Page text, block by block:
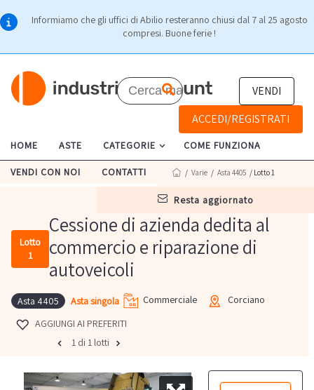
Informiamo che gli uffici di Abilio resteranno chiusi dal 7 al 25 agosto
compresi. Buone ferie !
VENDI
ACCEDI/REGISTRATI
HOME ASTE CATEGORIE COME FUNZIONA
VENDI CON NOI CONTATTI
resta aggiornato
/ Varie / Asta 4405 / Lotto 1
Lotto
1
Cessione di azienda dedita al
commercio e riparazione di
autoveicoli
Asta 4405 Asta singola Commerciale
Corciano
AGGIUNGI AI PREFERITI
1 di 1 lotti